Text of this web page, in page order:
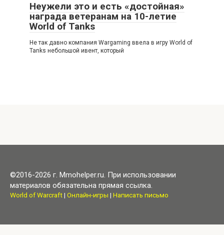
Неужели это и есть «достойная»
награда ветеранам на 10-летие
World of Tanks
Не так давно компания Wargaming ввела в игру World of
Tanks небольшой ивент, который
©2016-2026 г. Mmohelper.ru. При использовании
материалов обязательна прямая ссылка.
World of Warcraft| Онлайн-игры | Написать письмо